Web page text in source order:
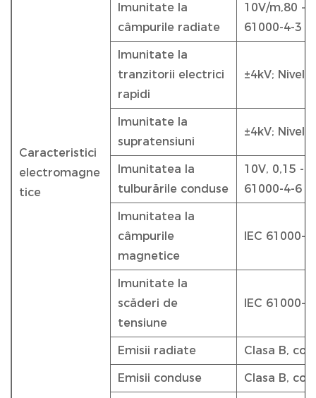
Caracteristici
electromagne
tice
Imunitate la
câmpurile radiate
10V/m,80 -
61000-4-3
Imunitate la
tranzitorii electrici
rapidi
±4kV;
Imunitate la
supratensiuni
±4kV;
Imunitatea la
tulburările conduse
10V, 0,15 -
61000-4-6
Imunitatea la
câmpurile
magnetice
IEC 61000-
Imunitate la
scăderi de
tensiune
IEC 61000-
Emisii radiate Clasa B,
Emisii conduse Clasa B,